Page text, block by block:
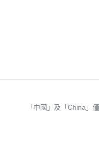
「中國」及「China」